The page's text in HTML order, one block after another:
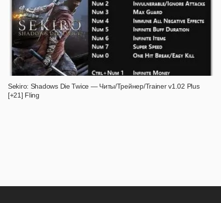
Sekiro: Shadows Die Twice — Читы/Трейнер/Trainer v1.02 Plus
[+21] Fling